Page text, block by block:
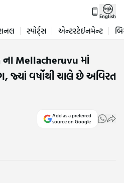
English
સ્પોર્ટ્સ એન્ટરટેઈનમેન્ટ
Mellacheruvu માં
વર્ષોથી ચાલે છે અવિરત
Add as a preferred
source on Google